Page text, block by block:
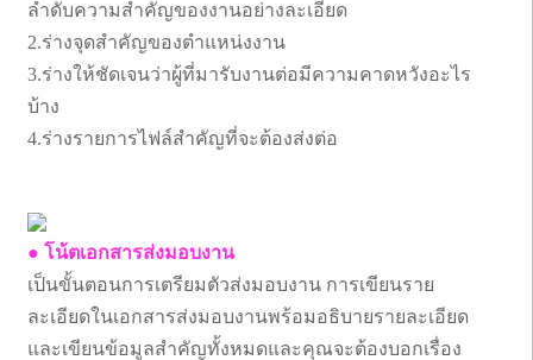
ลำดับความสำคัญของงานอย่างละเอียด
2.ร่างจุดสำคัญของตำแหน่งงาน
3.ร่างให้ชัดเจนว่าผู้ที่มารับงานต่อมีความคาดหวังอะไร
บ้าง
4.ร่างรายการไฟล์สำคัญที่จะต้องส่งต่อ
● โน้ตเอกสารส่งมอบงาน
เป็นขั้นตอนการเตรียมตัวส่งมอบงาน การเขียนราย
ละเอียดในเอกสารส่งมอบงานพร้อมอธิบายรายละเอียด
และเขียนข้อมูลสำคัญทั้งหมดและคุณจะต้องบอกเรื่อง